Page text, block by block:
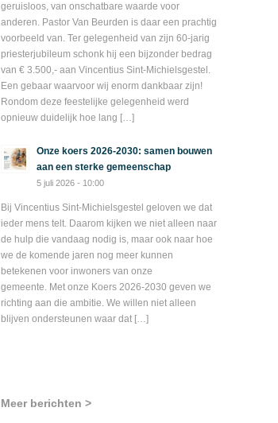
geruisloos, van onschatbare waarde voor
anderen. Pastor Van Beurden is daar een prachtig
voorbeeld van. Ter gelegenheid van zijn 60-jarig
priesterjubileum schonk hij een bijzonder bedrag
van € 3.500,- aan Vincentius Sint-Michielsgestel.
Een gebaar waarvoor wij enorm dankbaar zijn!
Rondom deze feestelijke gelegenheid werd
opnieuw duidelijk hoe lang […]
Onze koers 2026-2030: samen bouwen
aan een sterke gemeenschap
5 juli 2026 - 10:00
Bij Vincentius Sint-Michielsgestel geloven we dat
ieder mens telt. Daarom kijken we niet alleen naar
de hulp die vandaag nodig is, maar ook naar hoe
we de komende jaren nog meer kunnen
betekenen voor inwoners van onze
gemeente. Met onze Koers 2026-2030 geven we
richting aan die ambitie. We willen niet alleen
blijven ondersteunen waar dat […]
Meer berichten >